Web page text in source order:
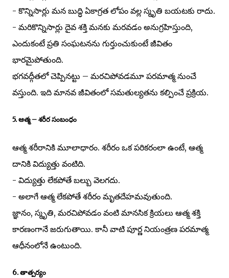
- కొన్నిసార్లు మన బుద్ధి ఏకాగ్రత లోపం వల్ల స్మృతి బయటకు రాదు.
- మరికొన్నిసార్లు దైవ శక్తి మనకు మరవడం అనుగ్రహిస్తుంది,
ఎందుకంటే ప్రతి సంఘటనను గుర్తుంచుకుంటే జీవితం
భారమైపోతుంది.
భగవద్గీతలో చెప్పినట్టు – మరచిపోవడమూ పరమాత్మ నుంచే
వస్తుంది. ఇది మానవ జీవితంలో సమతుల్యతను కల్పించే ప్రక్రియ.
5. ఆత్మ – శరీర సంబంధం
ఆత్మ శరీరానికి మూలాధారం. శరీరం ఒక పరికరంలా ఉంటే, ఆత్మ
దానికి విద్యుత్తు వంటిది.
- విద్యుత్తు లేకపోతే బల్బు వెలగదు.
- అలాగే ఆత్మ లేకపోతే శరీరం మృతదేహమవుతుంది.
జ్ఞానం, స్మృతి, మరచిపోవడం వంటి మానసిక క్రియలు ఆత్మ శక్తి
కారణంగానే జరుగుతాయి. కానీ వాటి పూర్ణ నియంత్రణ పరమాత్మ
ఆధీనంలోనే ఉంటుంది.
6. తాత్పర్యం